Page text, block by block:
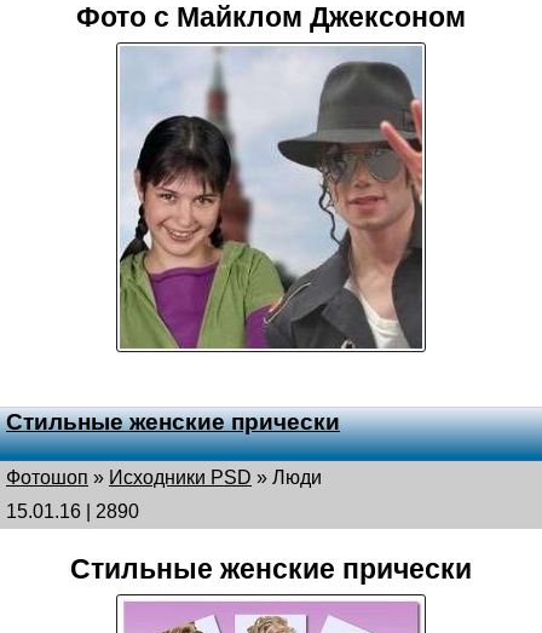
Фото с Майклом Джексоном
Стильные женские прически
Фотошоп » Исходники PSD » Люди
15.01.16 | 2890
Стильные женские прически